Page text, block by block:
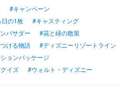
#キャンペーン
の1枚
#キャスティング
バサダー
#花と緑の散策
ける物語
#ディズニーリゾートライン
ョンパッケージ
イズ #ウォルト・ディズニー